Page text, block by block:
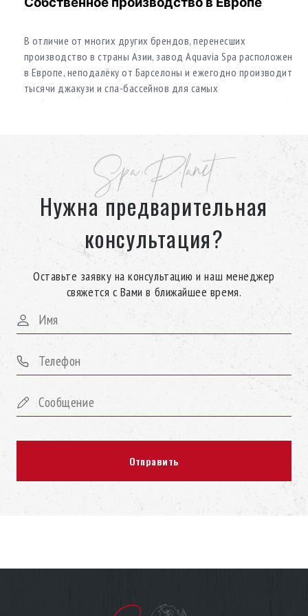
В отличие от многих других брендов, перенесших
производство в страны Азии, завод Aquavia Spa расположен
в Европе, неподалёку от Барселоны и ежегодно производит
тысячи джакузи и спа-бассейнов для самых
требовательных клиентов по всему миру. Отдел инноваций
дизайна и функциональности продукта, учитывая опыт
Уникальный дизайн
При проектировании гидромассажных ванн бренд
учитывает исследований эстетических тенденций для
выбора форм и цвета, и сочетает их с высококачественными
материалами, создавая эксклюзивную модель для каждого
клиента. В дизайне джакузи использована отделка
Woodermax, разработанная инженерами бренда, чтобы вы
легко могли снять любую сторону гидромассажной ванны,
состоит из ламинированных панелей высокого давления
высокую устойчивость к любым погодным условиям. Ещё
одна изюминка дизайна – подсветка Pure Line Lighting,
Инновационная система очищения,
Вы можете быть уверены в качестве воды в вашем джакузи,
который измеряет основные параметры гидромассажной
Spa Planet
Нужна предварительная
консультация?
Оставьте заявку на консультацию и наш менеджер
свяжется с Вами в ближайшее время.